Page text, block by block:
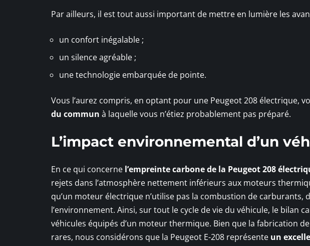
Par ailleurs, il est tout aussi important de mettre en lumière les
un confort inégalable ;
un silence agréable ;
une technologie embarquée de pointe.
Vous l’aurez compris, en optant pour une Peugeot 208 électrique,
du commun à laquelle vous n’étiez probablement pas préparé.
L’impact environnemental d’un
En ce qui concerne l’empreinte carbone de la Peugeot 208
rejets dans l’atmosphère nettement inférieurs aux moteurs
qu’un moteur électrique n’utilise pas la combustion de carburants,
l’environnement. Ainsi, sur tout le cycle de vie du véhicule, le bilan
véhicules équipés d’un moteur thermique. Bien que la fabrication
rares, nous considérons que la Peugeot E-208 représente un